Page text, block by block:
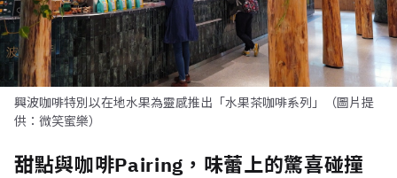
興波咖啡特別以在地水果為靈感推出「水果茶咖啡系列」（圖片提
供：微笑蜜樂）
甜點與咖啡Pairing，味蕾上的驚喜碰撞